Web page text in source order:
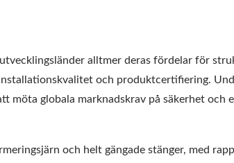
alltmer deras fördelar för
och produktcertifiering.
globala marknadskrav på säkerhet och
och helt gängade stänger, med